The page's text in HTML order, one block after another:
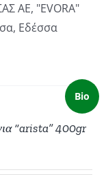
ΑΕ, "EVORA"
Εδέσσα
Bio
“arista” 400gr